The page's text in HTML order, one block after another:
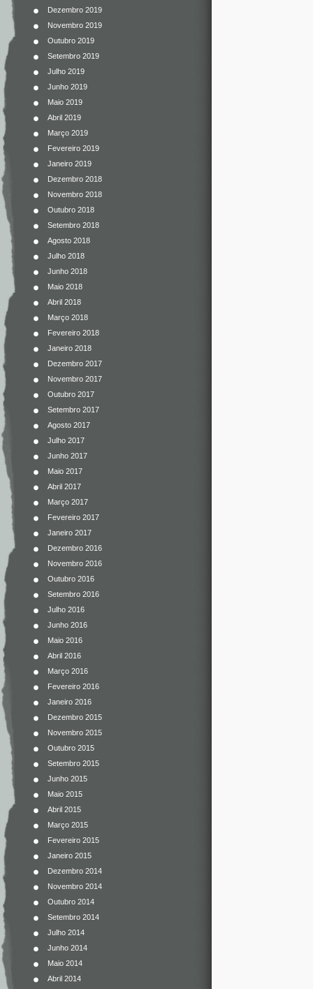
Dezembro 2019
Novembro 2019
Outubro 2019
Setembro 2019
Julho 2019
Junho 2019
Maio 2019
Abril 2019
Março 2019
Fevereiro 2019
Janeiro 2019
Dezembro 2018
Novembro 2018
Outubro 2018
Setembro 2018
Agosto 2018
Julho 2018
Junho 2018
Maio 2018
Abril 2018
Março 2018
Fevereiro 2018
Janeiro 2018
Dezembro 2017
Novembro 2017
Outubro 2017
Setembro 2017
Agosto 2017
Julho 2017
Junho 2017
Maio 2017
Abril 2017
Março 2017
Fevereiro 2017
Janeiro 2017
Dezembro 2016
Novembro 2016
Outubro 2016
Setembro 2016
Julho 2016
Junho 2016
Maio 2016
Abril 2016
Março 2016
Fevereiro 2016
Janeiro 2016
Dezembro 2015
Novembro 2015
Outubro 2015
Setembro 2015
Junho 2015
Maio 2015
Abril 2015
Março 2015
Fevereiro 2015
Janeiro 2015
Dezembro 2014
Novembro 2014
Outubro 2014
Setembro 2014
Julho 2014
Junho 2014
Maio 2014
Abril 2014